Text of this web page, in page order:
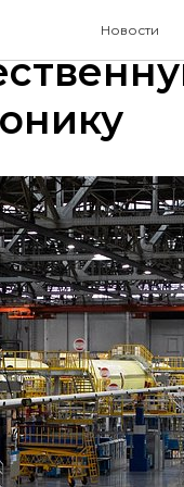
Новости